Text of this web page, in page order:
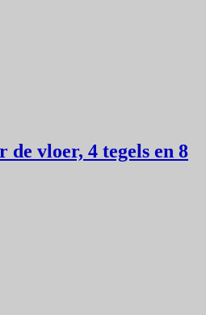
de vloer, 4 tegels en 8